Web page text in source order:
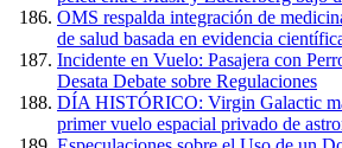
OMS respalda integración de
de salud basada en evidencia
Incidente en Vuelo: Pasajera con
Desata Debate sobre Regulaciones
DÍA HISTÓRICO: Virgin Galactic
primer vuelo espacial privado de